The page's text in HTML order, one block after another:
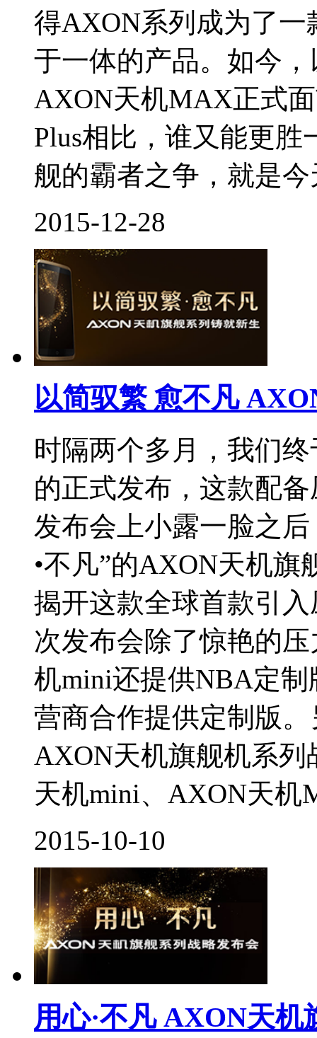
得AXON系列成为了
于一体的产品。如今
AXON天机MAX正式
Plus相比，谁又能更
舰的霸者之争，就是
2015-12-28
以简驭繁 愈不凡
时隔两个多月，我们
的正式发布，这款配
发布会上小露一脸之
•不凡”的AXON天机
揭开这款全球首款引
次发布会除了惊艳的
机mini还提供NBA定
营商合作提供定制版
AXON天机旗舰机系
天机mini、AXON天机
2015-10-10
用心·不凡 AXON天